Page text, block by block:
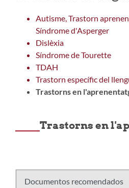
Autisme, Trastorn
Síndrome d'Asperger
Dislèxia
Síndrome de Tourette
TDAH
Trastorn específic del
Trastorns en
Trastorns en
Documentos recomendados